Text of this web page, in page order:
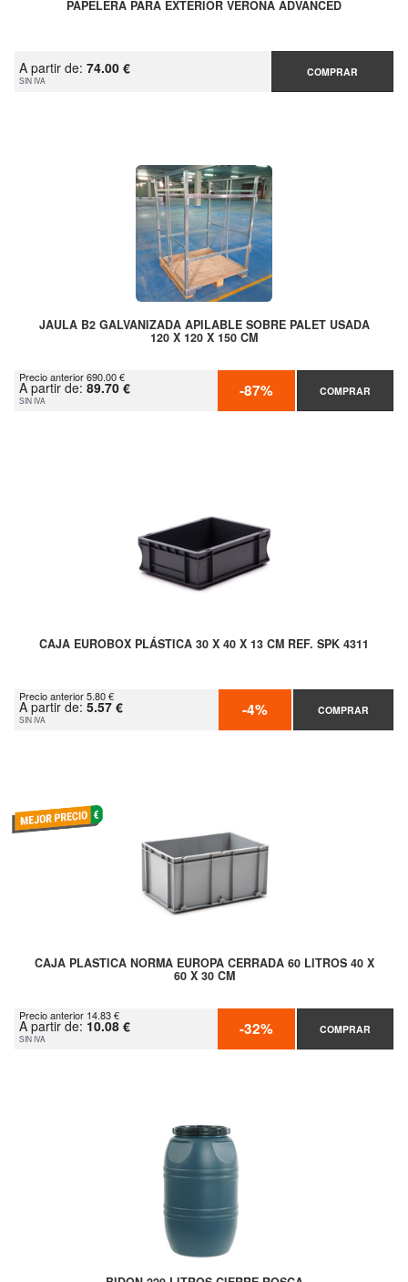
PAPELERA PARA EXTERIOR VERONA ADVANCED
A partir de: 74.00 €
SIN IVA
COMPRAR
JAULA B2 GALVANIZADA APILABLE SOBRE PALET USADA
120 X 120 X 150 CM
Precio anterior 690.00 €
A partir de: 89.70 €
SIN IVA -87% COMPRAR
CAJA EUROBOX PLÁSTICA 30 X 40 X 13 CM REF. SPK 4311
Precio anterior 5.80 €
A partir de: 5.57 €
SIN IVA -4% COMPRAR
CAJA PLASTICA NORMA EUROPA CERRADA 60 LITROS 40 X
60 X 30 CM
Precio anterior 14.83 €
A partir de: 10.08 €
SIN IVA -32% COMPRAR